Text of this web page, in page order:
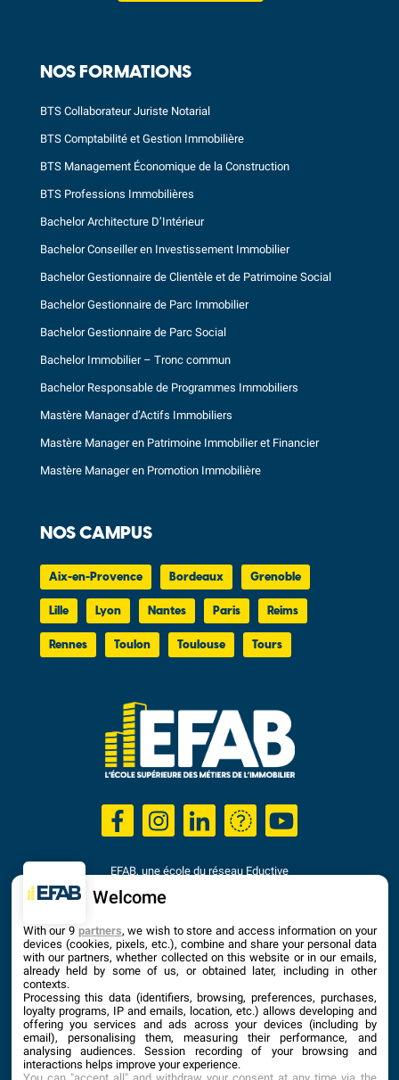
NOS FORMATIONS
BTS Collaborateur Juriste Notarial
BTS Comptabilité et Gestion Immobilière
BTS Management Économique de la Construction
BTS Professions Immobilières
Bachelor Architecture D’Intérieur
Bachelor Conseiller en Investissement Immobilier
Bachelor Gestionnaire de Clientèle et de Patrimoine Social
Bachelor Gestionnaire de Parc Immobilier
Bachelor Gestionnaire de Parc Social
Bachelor Immobilier – Tronc commun
Bachelor Responsable de Programmes Immobiliers
Mastère Manager d’Actifs Immobiliers
Mastère Manager en Patrimoine Immobilier et Financier
Mastère Manager en Promotion Immobilière
NOS CAMPUS
Aix-en-Provence Bordeaux Grenoble
Lille Lyon Nantes Paris Reims
Rennes Toulon Toulouse Tours
EFAB, une école du réseau Eductive
Établissement d'Enseignement Supérieur Privé Technique
Dernière mise à jour : Septembre 2025
Welcome
With our 9 partners, we wish to store and access information on your
devices (cookies, pixels, etc.), combine and share your personal data
with our partners, whether collected on this website or in our emails,
already held by some of us, or obtained later, including in other
contexts.
Processing this data (identifiers, browsing, preferences, purchases,
loyalty programs, IP and emails, location, etc.) allows developing and
offering you services and ads across your devices (including by
email), personalising them, measuring their performance, and
analysing audiences. Session recording of your browsing and
interactions helps improve your experience.
You can "accept all" and withdraw your consent at any time via the